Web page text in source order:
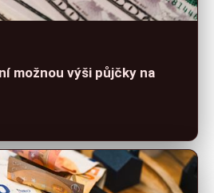
možnou výši půjčky na